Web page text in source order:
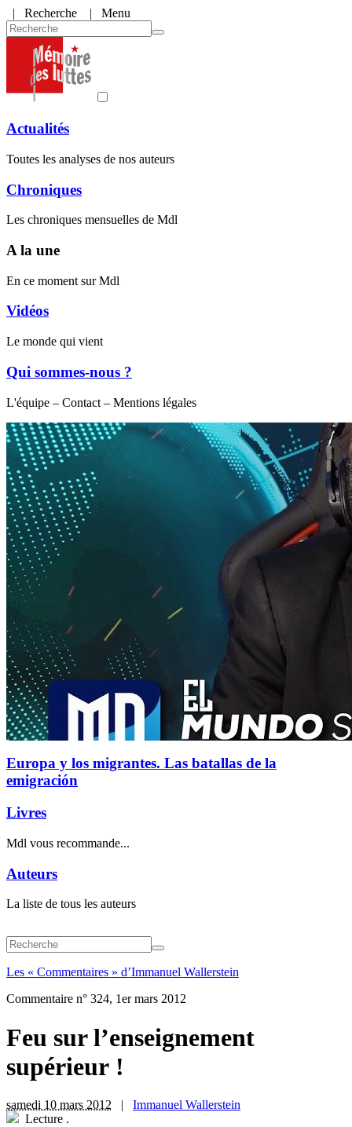
| Recherche | Menu
Actualités
Toutes les analyses de nos auteurs
Chroniques
Les chroniques mensuelles de Mdl
A la une
En ce moment sur Mdl
Vidéos
Le monde qui vient
Qui sommes-nous ?
L'équipe – Contact – Mentions légales
Europa y los migrantes. Las batallas de la
emigración
Livres
Mdl vous recommande...
Auteurs
La liste de tous les auteurs
Les « Commentaires » d’Immanuel Wallerstein
Commentaire n° 324, 1er mars 2012
Feu sur l’enseignement
supérieur !
samedi 10 mars 2012 | Immanuel Wallerstein
Lecture .